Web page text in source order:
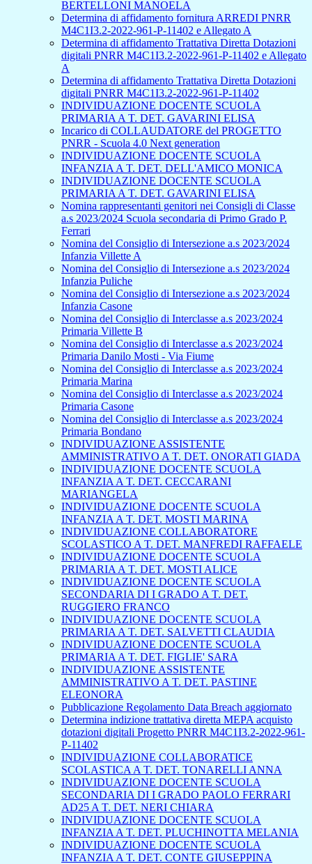
BERTELLONI MANOELA
Determina di affidamento fornitura ARREDI PNRR
M4C1I3.2-2022-961-P-11402 e Allegato A
Determina di affidamento Trattativa Diretta Dotazioni
digitali PNRR M4C1I3.2-2022-961-P-11402 e Allegato
A
Determina di affidamento Trattativa Diretta Dotazioni
digitali PNRR M4C1I3.2-2022-961-P-11402
INDIVIDUAZIONE DOCENTE SCUOLA
PRIMARIA A T. DET. GAVARINI ELISA
Incarico di COLLAUDATORE del PROGETTO
PNRR - Scuola 4.0 Next generation
INDIVIDUAZIONE DOCENTE SCUOLA
INFANZIA A T. DET. DELL'AMICO MONICA
INDIVIDUAZIONE DOCENTE SCUOLA
PRIMARIA A T. DET. GAVARINI ELISA
Nomina rappresentanti genitori nei Consigli di Classe
a.s 2023/2024 Scuola secondaria di Primo Grado P.
Ferrari
Nomina del Consiglio di Intersezione a.s 2023/2024
Infanzia Villette A
Nomina del Consiglio di Intersezione a.s 2023/2024
Infanzia Puliche
Nomina del Consiglio di Intersezione a.s 2023/2024
Infanzia Casone
Nomina del Consiglio di Interclasse a.s 2023/2024
Primaria Villette B
Nomina del Consiglio di Interclasse a.s 2023/2024
Primaria Danilo Mosti - Via Fiume
Nomina del Consiglio di Interclasse a.s 2023/2024
Primaria Marina
Nomina del Consiglio di Interclasse a.s 2023/2024
Primaria Casone
Nomina del Consiglio di Interclasse a.s 2023/2024
Primaria Bondano
INDIVIDUAZIONE ASSISTENTE
AMMINISTRATIVO A T. DET. ONORATI GIADA
INDIVIDUAZIONE DOCENTE SCUOLA
INFANZIA A T. DET. CECCARANI
MARIANGELA
INDIVIDUAZIONE DOCENTE SCUOLA
INFANZIA A T. DET. MOSTI MARINA
INDIVIDUAZIONE COLLABORATORE
SCOLASTICO A T. DET. MANFREDI RAFFAELE
INDIVIDUAZIONE DOCENTE SCUOLA
PRIMARIA A T. DET. MOSTI ALICE
INDIVIDUAZIONE DOCENTE SCUOLA
SECONDARIA DI I GRADO A T. DET.
RUGGIERO FRANCO
INDIVIDUAZIONE DOCENTE SCUOLA
PRIMARIA A T. DET. SALVETTI CLAUDIA
INDIVIDUAZIONE DOCENTE SCUOLA
PRIMARIA A T. DET. FIGLIE' SARA
INDIVIDUAZIONE ASSISTENTE
AMMINISTRATIVO A T. DET. PASTINE
ELEONORA
Pubblicazione Regolamento Data Breach aggiornato
Determina indizione trattativa diretta MEPA acquisto
dotazioni digitali Progetto PNRR M4C1I3.2-2022-961-
P-11402
INDIVIDUAZIONE COLLABORATICE
SCOLASTICA A T. DET. TONARELLI ANNA
INDIVIDUAZIONE DOCENTE SCUOLA
SECONDARIA DI I GRADO PAOLO FERRARI
AD25 A T. DET. NERI CHIARA
INDIVIDUAZIONE DOCENTE SCUOLA
INFANZIA A T. DET. PLUCHINOTTA MELANIA
INDIVIDUAZIONE DOCENTE SCUOLA
INFANZIA A T. DET. CONTE GIUSEPPINA